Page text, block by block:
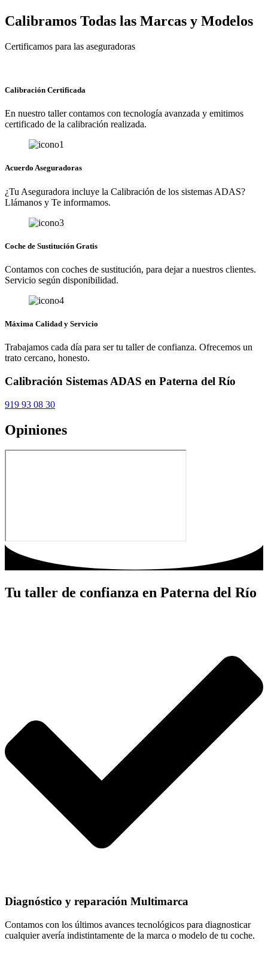
Calibramos Todas las Marcas y Modelos
Certificamos para las aseguradoras
Calibración Certificada
En nuestro taller contamos con tecnología avanzada y emitimos
certificado de la calibración realizada.
Acuerdo Aseguradoras
¿Tu Aseguradora incluye la Calibración de los sistemas ADAS?
Llámanos y Te informamos.
Coche de Sustitución Gratis
Contamos con coches de sustitución, para dejar a nuestros clientes.
Servicio según disponibilidad.
Máxima Calidad y Servicio
Trabajamos cada día para ser tu taller de confianza. Ofrecemos un
trato cercano, honesto.
Calibración Sistemas ADAS en Paterna del Río
919 93 08 30
Opiniones
Tu taller de confianza en Paterna del Río
Diagnóstico y reparación Multimarca
Contamos con los últimos avances tecnológicos para diagnosticar
cualquier avería indistintamente de la marca o modelo de tu coche.